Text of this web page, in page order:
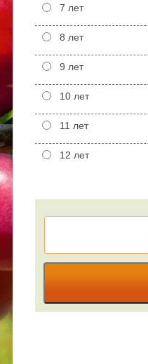
7 лет
8 лет
9 лет
10 лет
11 лет
12 лет